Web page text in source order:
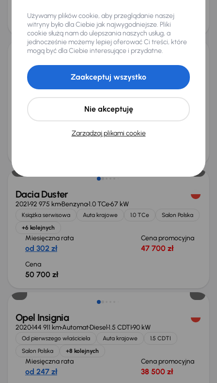
Cena
103 000 zł
Możliwość odliczenia VAT
Dacia Duster
2023 Diesel1.5 Blue dCi85 kW
Od pierwszego właściciela
Salon Polska
+6 kolejnych
od 351 zł 56 000 zł
Najniższa cena z 30 dni przed
Cena po obniżce
Dacia Duster
202192 975 kmBenzyna1.0 TCe67 kW
Książka serwisowa Auta krajowe 1.0 TCe
Salon Polska
+6 kolejnych
Miesięczna rata
od 302 zł
Cena promocyjna
47 700 zł
Cena
50 700 zł
Możliwość odliczenia VAT
Opel Insignia
2020144 911 kmAutomatDiesel1.5 CDTI90 kW
Od pierwszego właściciela Auta krajowe
1.5 CDTI
Salon Polska
+8 kolejnych
Miesięczna rata
od 247 zł
Cena promocyjna
38 500 zł
Używamy plików cookie, aby przeglądanie naszej
witryny było dla Ciebie jak najwygodniejsze. Pliki
cookie służą nam do ulepszania naszych usług, a
jednocześnie możemy lepiej oferować Ci treści, które
mogą być dla Ciebie interesujące i przydatne.
Zarządzaj plikami cookie
Nie akceptuję
Zaakceptuj wszystko